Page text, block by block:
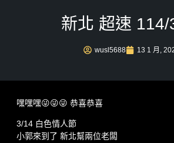
新北 超速 114/
wusl5688 13 1 月,
嘿嘿嘿😜😜😜 恭喜恭喜
3/14 白色情人節
小郭來到了 新北幫兩位老闆